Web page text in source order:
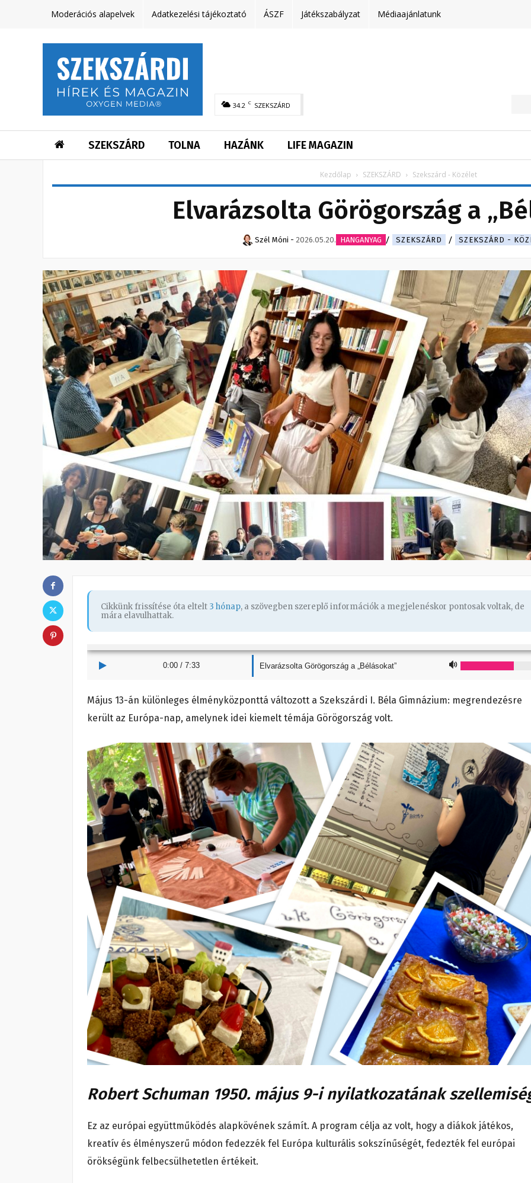
Moderációs alapelvek Adatkezelési tájékoztató ÁSZF Játékszabályzat Médiaajánlatunk
34.2 C SZEKSZÁRD
SZEKSZÁRD TOLNA HAZÁNK LIFE MAGAZIN
Kezdőlap SZEKSZÁRD Szekszárd - Közélet
Elvarázsolta Görögország a
Szél Móni - 2026.05.20. HANGANYAG SZEKSZÁRD SZEKSZÁRD -
Cikkünk frissítése óta eltelt 3 hónap, a szövegben szereplő információk a megjelenéskor pontosak voltak, de
mára elavulhattak.
0:00 / 7:33 Elvarázsolta Görögország a „Bélásokat”
Május 13-án különleges élményközponttá változott a Szekszárdi I. Béla Gimnázium: megrendezésre
került az Európa-nap, amelynek idei kiemelt témája Görögország volt.
Robert Schuman 1950. május 9-i nyilatkozatának
Ez az európai együttműködés alapkövének számít. A program célja az volt, hogy a diákok játékos,
kreatív és élményszerű módon fedezzék fel Európa kulturális sokszínűségét, fedezték fel európai
örökségünk felbecsülhetetlen értékeit.